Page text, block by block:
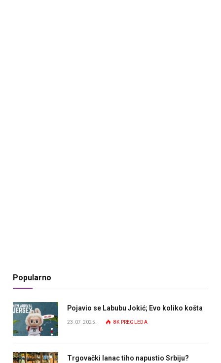
Popularno
Pojavio se Labubu Jokić; Evo koliko košta
23.07.2025. 8K PREGLEDA
Trgovački lanac tiho napustio Srbiju?